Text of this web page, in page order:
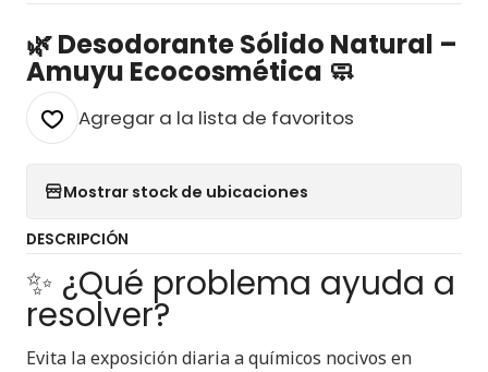
🌿 Desodorante Sólido Natural –
Amuyu Ecocosmética 🧼
Agregar a la lista de favoritos
Mostrar stock de ubicaciones
DESCRIPCIÓN
✨ ¿Qué problema ayuda a
resolver?
Evita la exposición diaria a químicos nocivos en